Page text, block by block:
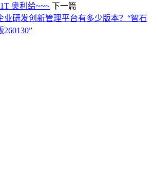
奥利给~~~ 下一篇
业研发创新管理平台有多少版本？“智石
260130”